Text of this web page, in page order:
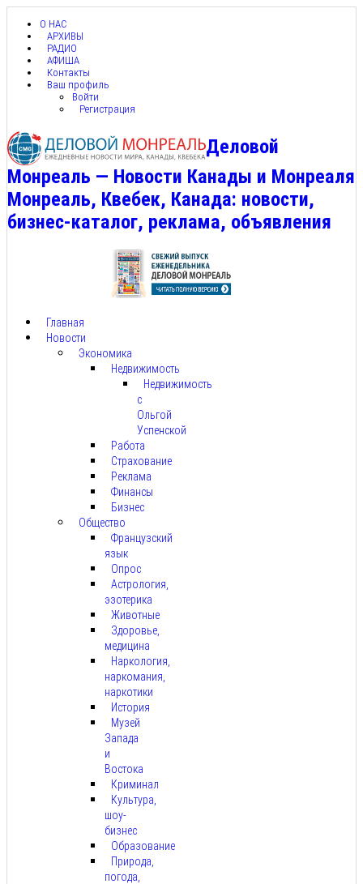
О НАС
АРХИВЫ
РАДИО
АФИША
Контакты
Ваш профиль
Войти
Регистрация
Деловой
Монреаль — Новости Канады и Монреаля
Монреаль, Квебек, Канада: новости,
бизнес-каталог, реклама, объявления
Главная
Новости
Экономика
Недвижимость
Недвижимость
с
Ольгой
Успенской
Работа
Страхование
Реклама
Финансы
Бизнес
Общество
Французский
язык
Опрос
Астрология,
эзотерика
Животные
Здоровье,
медицина
Наркология,
наркомания,
наркотики
История
Музей
Запада
и
Востока
Криминал
Культура,
шоу-
бизнес
Образование
Природа,
погода,